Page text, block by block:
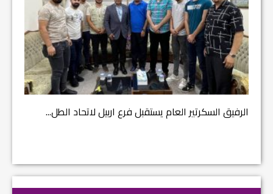
العام يستقبل فرع اربيل لاتحاد الطل...
مشروع إنقاذ